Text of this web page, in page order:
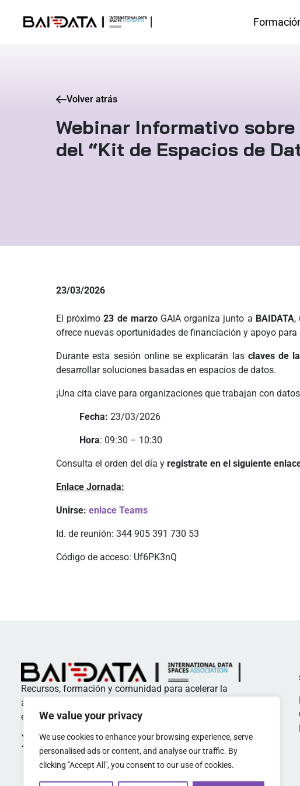
We value your privacy
We use cookies to enhance your browsing experience, serve
personalised ads or content, and analyse our traffic. By
clicking "Accept All", you consent to our use of cookies.
Volver atrás
Webinar Informativo
del “Kit de Espacios de
23/03/2026
El próximo23 de marzoGAIA organiza junto a BAIDATA,
ofrece nuevas oportunidades de financiación y apoyo
Durante esta sesión online se explicarán las claves de
desarrollar soluciones basadas en espacios de datos.
¡Una cita clave para organizaciones que trabajan con
Fecha: 23/03/2026
Hora: 09:30 – 10:30
Consulta el orden del día y registrate en el siguiente
Enlace Jornada:
Unirse: enlace Teams
Id. de reunión: 344 905 391 730 53
Código de acceso: Uf6PK3nQ
Recursos, formación y comunidad para acelerar la
adopción de estándares y buenas prácticas en
espacios de datos